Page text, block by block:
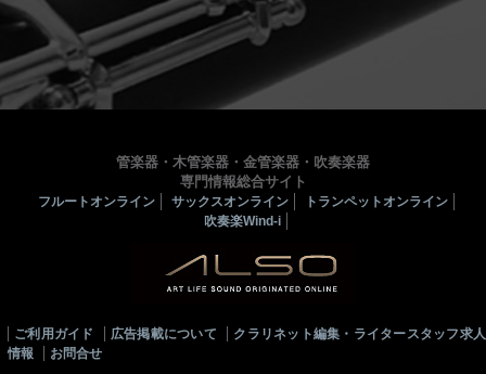
管楽器・木管楽器・金管楽器・吹奏楽器
専門情報総合サイト
フルートオンライン サックスオンライン
トランペットオンライン
吹奏楽Wind-i
ご利用ガイド 広告掲載について
クラリネット編集・ライタースタッフ求人
情報
お問合せ